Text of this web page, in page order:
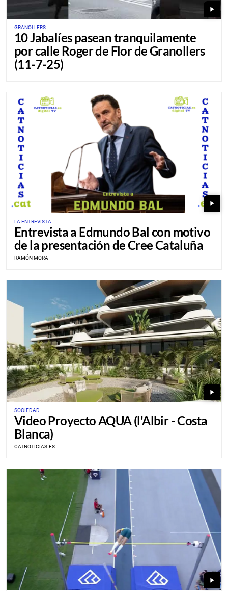
play_arrow
GRANOLLERS
10 Jabalíes pasean tranquilamente
por calle Roger de Flor de Granollers
(11-7-25)
play_arrow
LA ENTREVISTA
Entrevista a Edmundo Bal con motivo
de la presentación de Cree Cataluña
RAMÓN MORA
play_arrow
SOCIEDAD
Video Proyecto AQUA (l'Albir - Costa
Blanca)
CATNOTICIAS.ES
play_arrow